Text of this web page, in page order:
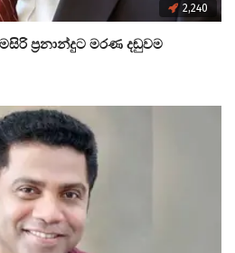
2,240
ප්‍රනාන්දුට මරණ දඬුවම